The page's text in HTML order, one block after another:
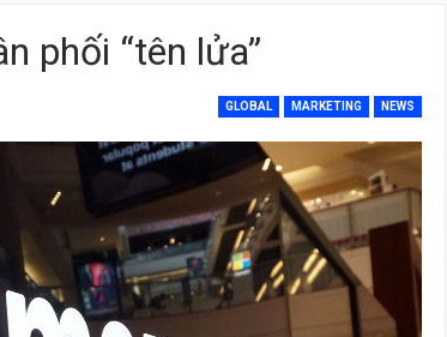
phối “tên lửa”
GLOBAL MARKETING NEWS